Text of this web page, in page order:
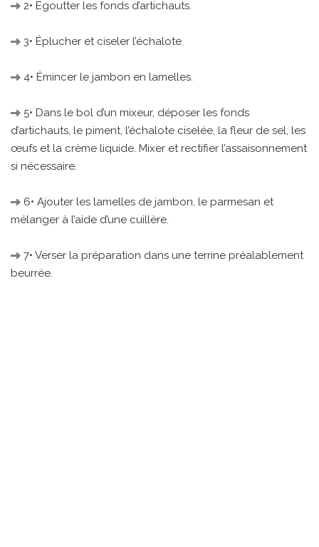
2• Égoutter les fonds d’artichauts.
3• Éplucher et ciseler l’échalote.
4• Émincer le jambon en lamelles.
5• Dans le bol d’un mixeur, déposer les fonds
d’artichauts, le piment, l’échalote ciselée, la fleur de sel, les
œufs et la crème liquide. Mixer et rectifier l’assaisonnement
si nécessaire.
6• Ajouter les lamelles de jambon, le parmesan et
mélanger à l’aide d’une cuillère.
7• Verser la préparation dans une terrine préalablement
beurrée.